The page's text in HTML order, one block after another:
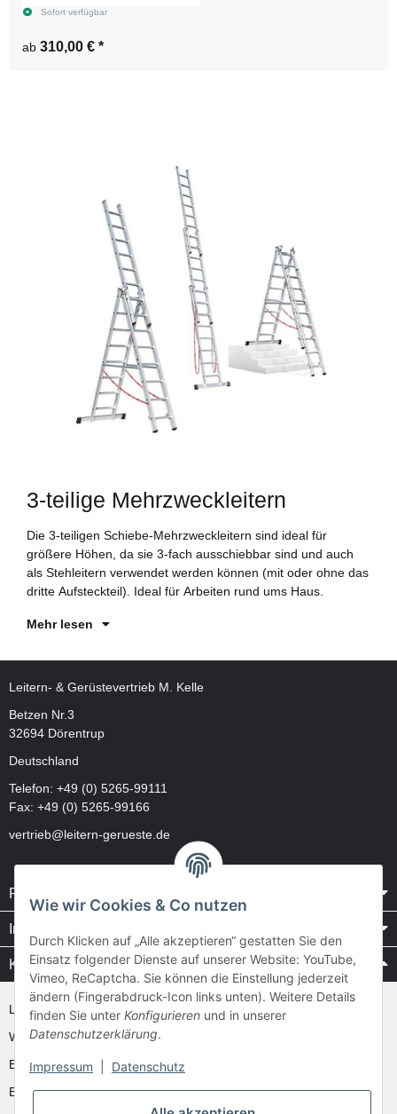
Sofort verfügbar
ab 310,00 € *
3-teilige Mehrzweckleitern
Die 3-teiligen Schiebe-Mehrzweckleitern sind ideal für
größere Höhen, da sie 3-fach ausschiebbar sind und auch
als Stehleitern verwendet werden können (mit oder ohne das
dritte Aufsteckteil). Ideal für Arbeiten rund ums Haus.
Mehr lesen
Leitern- & Gerüstevertrieb M. Kelle
Betzen Nr.3
32694 Dörentrup
Deutschland
Telefon: +49 (0) 5265-99111
Fax: +49 (0) 5265-99166
vertrieb@leitern-gerueste.de
Rechtliches
Informationen
Kataloge / Videos
Layher Videos und Downloads
WAKÜ
Ernst
Euroline
Wie wir Cookies & Co nutzen
Durch Klicken auf „Alle akzeptieren“ gestatten Sie den
Einsatz folgender Dienste auf unserer Website: YouTube,
Vimeo, ReCaptcha. Sie können die Einstellung jederzeit
ändern (Fingerabdruck-Icon links unten). Weitere Details
finden Sie unter Konfigurieren und in unserer
Datenschutzerklärung.
Impressum Datenschutz